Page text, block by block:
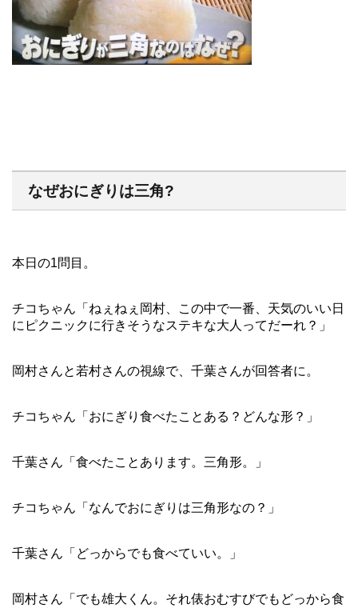
なぜおにぎりは三角?
本日の1問目。
チコちゃん「ねぇねぇ岡村、この中で一番、天気のいい日
にピクニックに行きそうなステキな大人ってだーれ？」
岡村さんと若村さんの視線で、千葉さんが回答者に。
チコちゃん「おにぎり食べたことある？どんな形？」
千葉さん「食べたことあります。三角形。」
チコちゃん「なんでおにぎりは三角形なの？」
千葉さん「どっからでも食べていい。」
岡村さん「でも雄大くん。それ俵おむすびでもどっから食